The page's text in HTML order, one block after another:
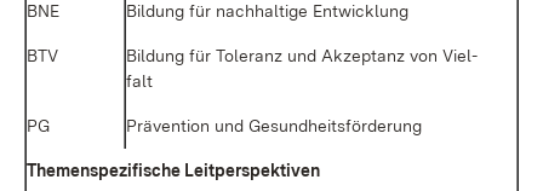
BNE Bil­dung für nach­hal­ti­ge Ent­wick­lung
BTV
Bil­dung für To­le­ranz und Ak­zep­tanz von Viel­
falt
PG Prä­ven­ti­on und Ge­sund­heits­för­de­rung
The­men­spe­zi­fi­sche Leit­per­spek­ti­ven